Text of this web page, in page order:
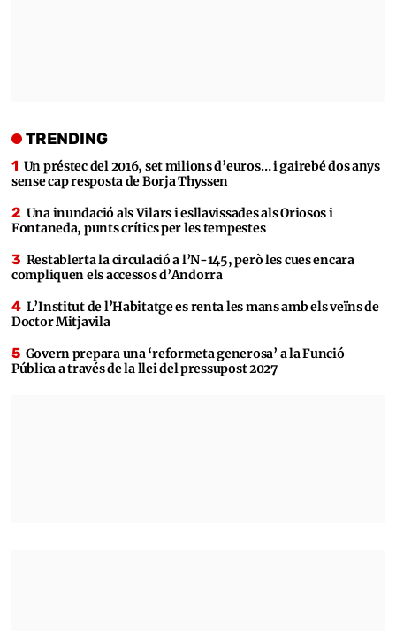
TRENDING
Un préstec del 2016, set milions d’euros… i gairebé dos anys
sense cap resposta de Borja Thyssen
Una inundació als Vilars i esllavissades als Oriosos i
Fontaneda, punts crítics per les tempestes
Restablerta la circulació a l’N-145, però les cues encara
compliquen els accessos d’Andorra
L’Institut de l’Habitatge es renta les mans amb els veïns de
Doctor Mitjavila
Govern prepara una ‘reformeta generosa’ a la Funció
Pública a través de la llei del pressupost 2027